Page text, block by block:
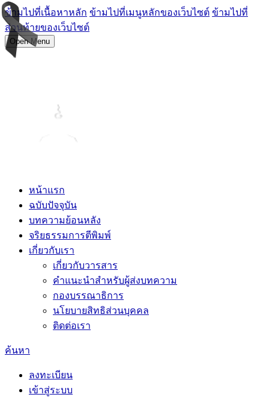
ข้ามไปที่เนื้อหาหลัก ข้ามไปที่เมนูหลักของเว็บไซต์ ข้ามไปที่
ส่วนท้ายของเว็บไซต์
Open Menu
หน้าแรก
ฉบับปัจจุบัน
บทความย้อนหลัง
จริยธรรมการตีพิมพ์
เกี่ยวกับเรา
เกี่ยวกับวารสาร
คำแนะนำสำหรับผู้ส่งบทความ
กองบรรณาธิการ
นโยบายสิทธิส่วนบุคคล
ติดต่อเรา
ค้นหา
ลงทะเบียน
เข้าสู่ระบบ